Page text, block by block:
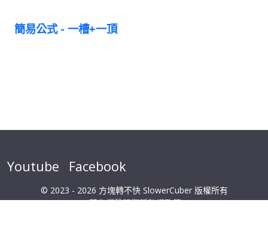
簡易公式 - 一槽+一頂
Youtube Facebook
© 2023 - 2026 方塊轉不快 SlowerCuber 版權所有
著作權聲明暨隱私權政策